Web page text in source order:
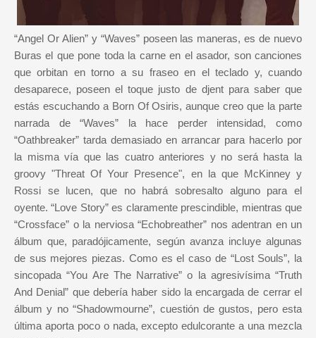
“Angel Or Alien” y “Waves” poseen las maneras, es de nuevo
Buras el que pone toda la carne en el asador, son canciones
que orbitan en torno a su fraseo en el teclado y, cuando
desaparece, poseen el toque justo de djent para saber que
estás escuchando a Born Of Osiris, aunque creo que la parte
narrada de “Waves” la hace perder intensidad, como
“Oathbreaker” tarda demasiado en arrancar para hacerlo por
la misma vía que las cuatro anteriores y no será hasta la
groovy "Threat Of Your Presence", en la que McKinney y
Rossi se lucen, que no habrá sobresalto alguno para el
oyente. “Love Story” es claramente prescindible, mientras que
“Crossface” o la nerviosa “Echobreather” nos adentran en un
álbum que, paradójicamente, según avanza incluye algunas
de sus mejores piezas. Como es el caso de “Lost Souls”, la
sincopada “You Are The Narrative” o la agresivísima “Truth
And Denial” que debería haber sido la encargada de cerrar el
álbum y no “Shadowmourne”, cuestión de gustos, pero esta
última aporta poco o nada, excepto edulcorante a una mezcla